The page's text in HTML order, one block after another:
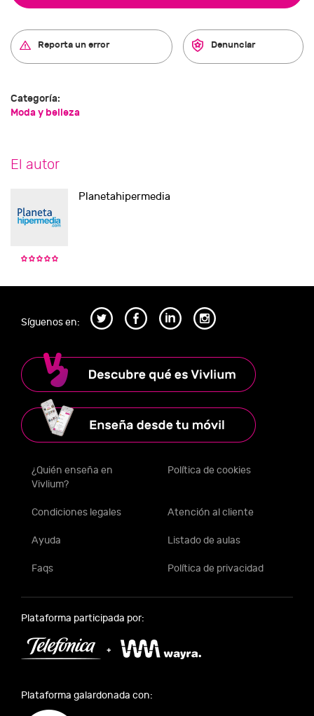
Reporta un error Denunciar
Categoría:
Moda y belleza
El autor
Planetahipermedia
Síguenos en:
¿Quién enseña en
Vivlium?
Política de cookies
Condiciones legales Atención al cliente
Ayuda Listado de aulas
Faqs Política de privacidad
Plataforma participada por:
Plataforma galardonada con: